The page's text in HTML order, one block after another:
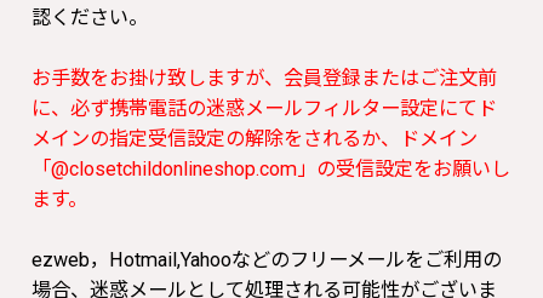
認ください。
お手数をお掛け致しますが、会員登録またはご注文前
に、必ず携帯電話の迷惑メールフィルター設定にてド
メインの指定受信設定の解除をされるか、ドメイン
「@closetchildonlineshop.com」の受信設定をお願いし
ます。
ezweb，Hotmail,Yahooなどのフリーメールをご利用の
場合、迷惑メールとして処理される可能性がございま